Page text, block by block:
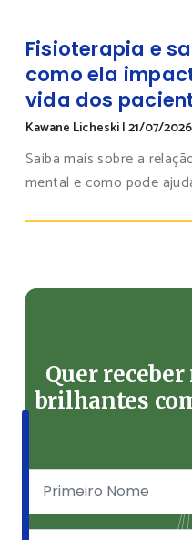
Fisioterapia e
como ela
vida dos
Kawane Licheski|21/07/2026
Saiba mais sobre a
mental e como pode
Quer
brilhantes